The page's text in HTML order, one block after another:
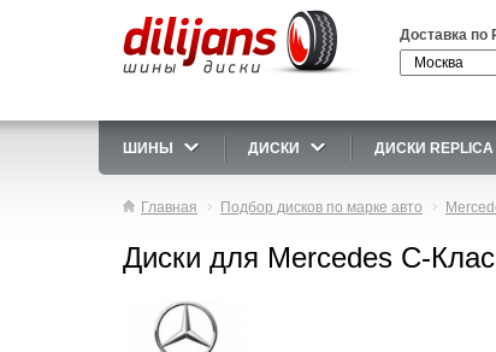
Доставка по
ШИНЫ ДИСКИ ДИСКИ REPLICA
Главная Подбор дисков по марке авто
Диски для Mercedes C-